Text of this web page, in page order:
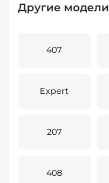
Другие модели
407
Expert
207
408